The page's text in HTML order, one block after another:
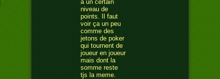
à un certain
niveau de
points. Il faut
voir ça un peu
comme des
jetons de poker
qui tournent de
joueur en joueur
mais dont la
somme reste
tjs la meme.